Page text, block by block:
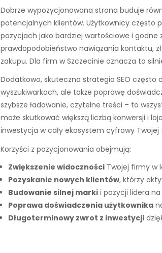
Dobrze wypozycjonowana strona buduje
potencjalnych klientów. Użytkownicy często
pozycjach jako bardziej wartościowe i godne
prawdopodobieństwo nawiązania kontaktu,
zakupu. Dla firm w Szczecinie oznacza to
Dodatkowo, skuteczna strategia SEO
wyszukiwarkach, ale także poprawę
szybsze ładowanie, czytelne treści – to
może skutkować większą liczbą konwersji i
inwestycja w cały ekosystem cyfrowy Twojej
Korzyści z pozycjonowania obejmują:
Zwiększenie widoczności Twojej firmy w
Pozyskanie nowych klientów, którzy
Budowanie silnej marki i pozycji lidera
Poprawa doświadczenia użytkownika
Długoterminowy zwrot z inwestycji